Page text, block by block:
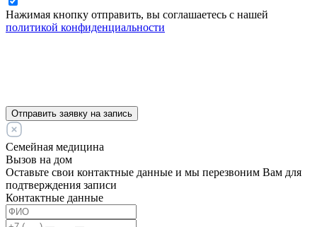
Нажимая кнопку отправить, вы соглашаетесь с нашей
политикой конфиденциальности
Отправить заявку на запись
Семейная медицина
Вызов на дом
Оставьте свои контактные данные и мы перезвоним Вам для
подтверждения записи
Контактные данные